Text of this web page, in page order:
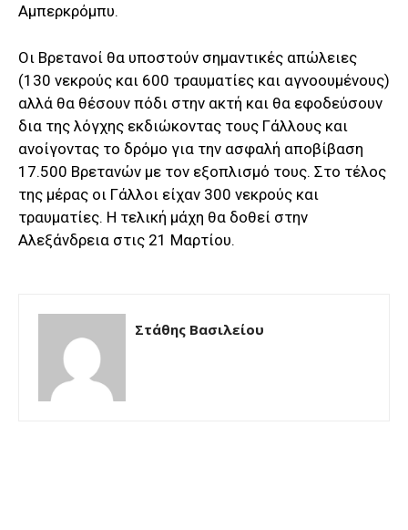
Αμπερκρόμπυ.
Οι Βρετανοί θα υποστούν σημαντικές απώλειες
(130 νεκρούς και 600 τραυματίες και αγνοουμένους)
αλλά θα θέσουν πόδι στην ακτή και θα εφοδεύσουν
δια της λόγχης εκδιώκοντας τους Γάλλους και
ανοίγοντας το δρόμο για την ασφαλή αποβίβαση
17.500 Βρετανών με τον εξοπλισμό τους. Στο τέλος
της μέρας οι Γάλλοι είχαν 300 νεκρούς και
τραυματίες. Η τελική μάχη θα δοθεί στην
Αλεξάνδρεια στις 21 Μαρτίου.
Στάθης Βασιλείου